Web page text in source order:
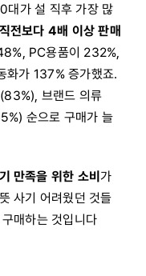
대가 설 직후 가장 많
전보다 4배 이상 판매
PC용품이 232%,
화가 137% 증가했죠.
브랜드 의류
순으로 구매가 늘
만족을 위한 소비가
사기 어려웠던 것들
매하는 것입니다